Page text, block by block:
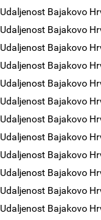
Udaljenost Bajakovo
Udaljenost Bajakovo
Udaljenost Bajakovo
Udaljenost Bajakovo
Udaljenost Bajakovo
Udaljenost Bajakovo
Udaljenost Bajakovo
Udaljenost Bajakovo
Udaljenost Bajakovo
Udaljenost Bajakovo
Udaljenost Bajakovo
Udaljenost Bajakovo